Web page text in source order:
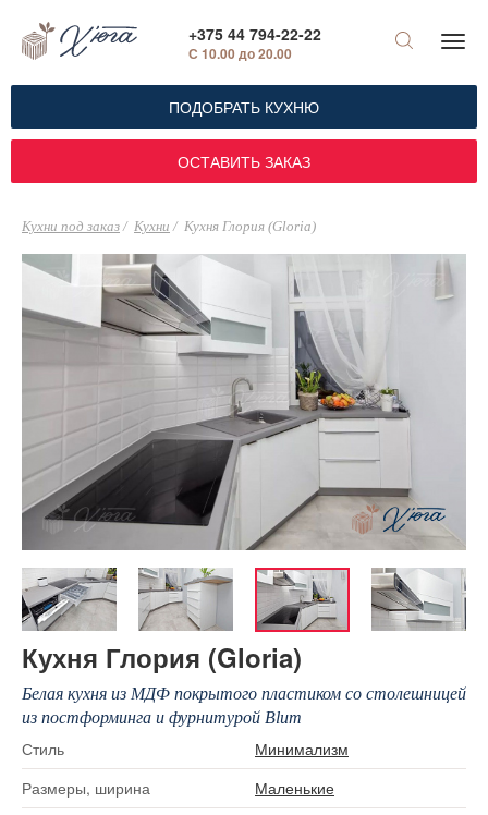
+375 44 794-22-22
С 10.00 до 20.00
ПОДОБРАТЬ КУХНЮ
ОСТАВИТЬ ЗАКАЗ
Кухни под заказ Кухни Кухня Глория (Gloria)
Кухня Глория (Gloria)
Белая кухня из МДФ покрытого пластиком со столешницей
из постформинга и фурнитурой Blum
Стиль
Минимализм
Размеры, ширина
Маленькие